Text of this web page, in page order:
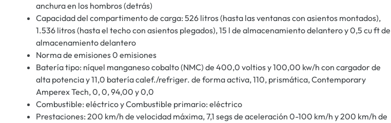
anchura en los hombros (detrás)
Capacidad del compartimento de carga: 526 litros (hasta las ventanas con asientos montados),
1.536 litros (hasta el techo con asientos plegados), 15 l de almacenamiento delantero y 0,5 cu ft de
almacenamiento delantero
Norma de emisiones 0 emisiones
Batería tipo: níquel manganeso cobalto (NMC) de 400,0 voltios y 100,00 kw/h con cargador de
alta potencia y 11,0 batería calef./refriger. de forma activa, 110, prismática, Contemporary
Amperex Tech, 0, 0, 94,00 y 0,0
Combustible: eléctrico y Combustible primario: eléctrico
Prestaciones: 200 km/h de velocidad máxima, 7,1 segs de aceleración 0-100 km/h y 200 km/h de